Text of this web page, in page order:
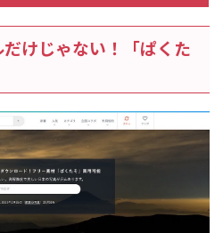
けじゃない！「ぱくた